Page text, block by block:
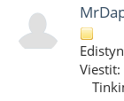
Viestit: